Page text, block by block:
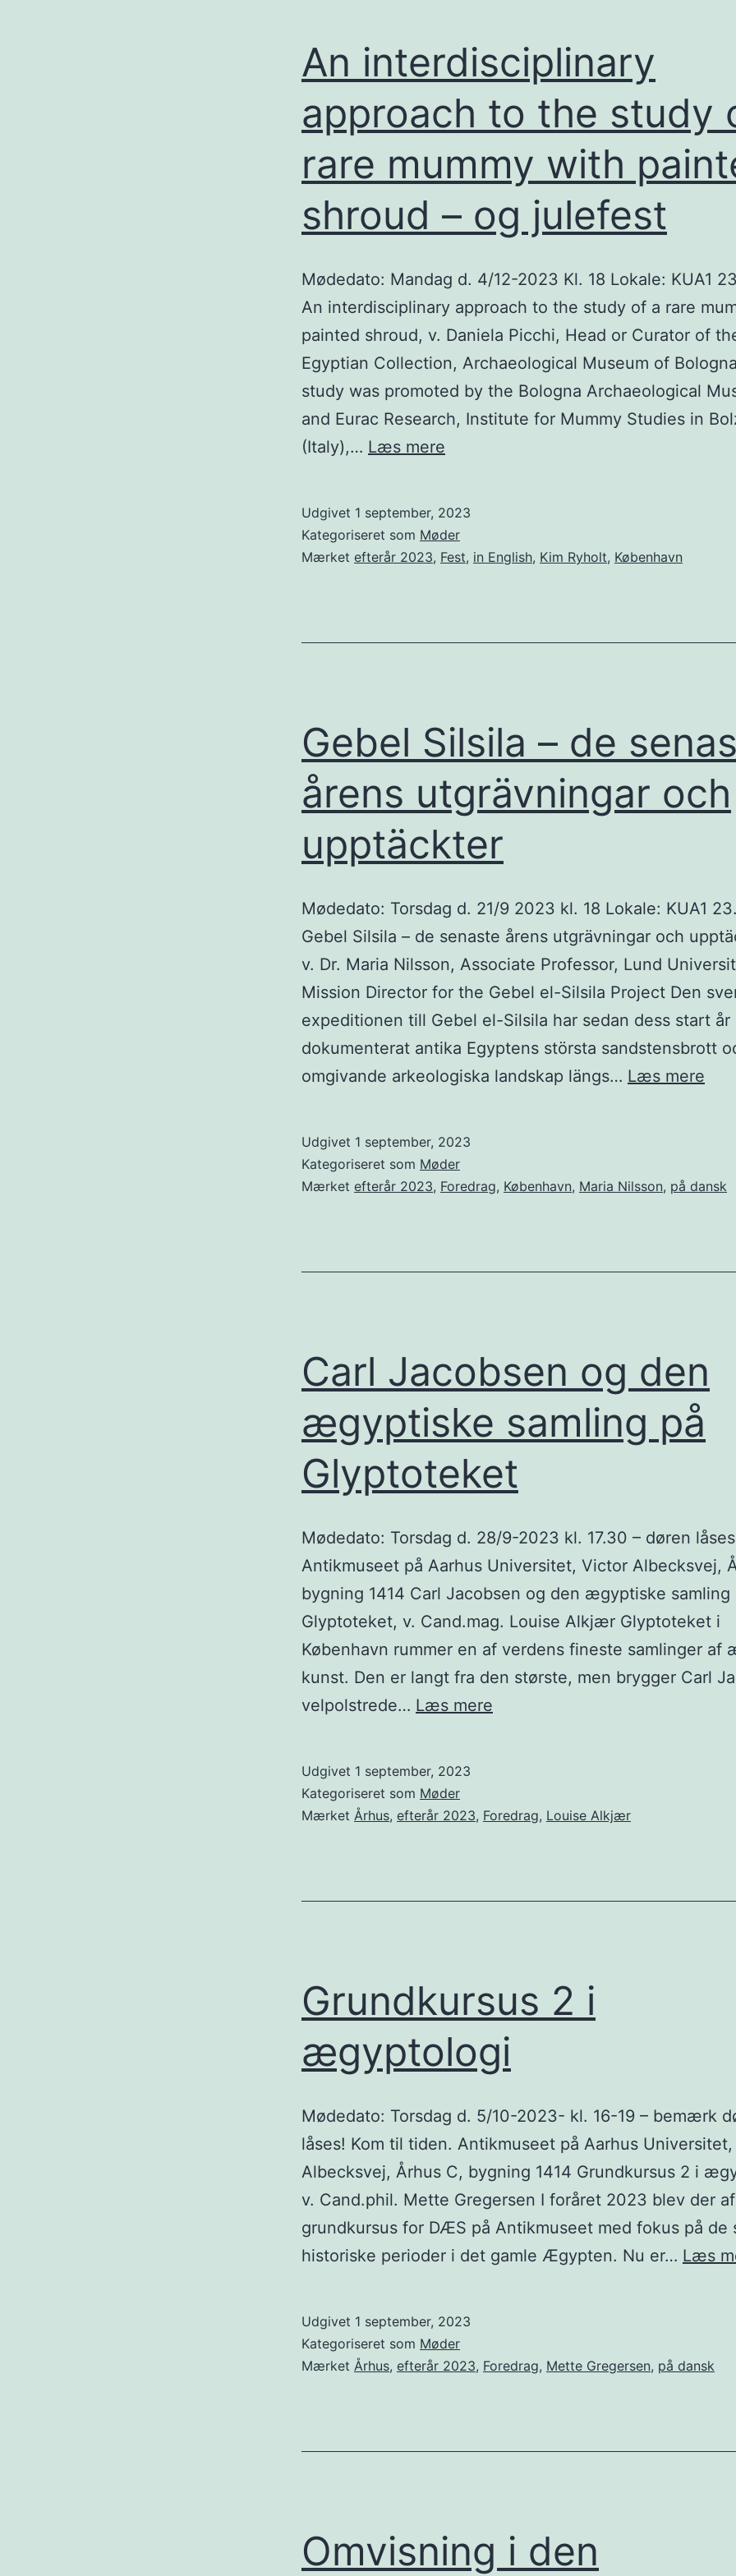
An interdisciplinary
approach to the study
rare mummy with
shroud – og julefest
Mødedato: Mandag d. 4/12-2023 Kl. 18 Lokale: KUA1
An interdisciplinary approach to the study of a rare
painted shroud, v. Daniela Picchi, Head or Curator of
Egyptian Collection, Archaeological Museum of
study was promoted by the Bologna Archaeological
and Eurac Research, Institute for Mummy Studies in
(Italy),… Læs mere
to
the
a
with
painted
shroud
–
og
julefest
Udgivet 1 september, 2023
Kategoriseret som Møder
Mærket efterår 2023, Fest, in English, Kim Ryholt, København
Gebel Silsila – de
årens utgrävningar och
upptäckter
Mødedato: Torsdag d. 21/9 2023 kl. 18 Lokale: KUA1
Gebel Silsila – de senaste årens utgrävningar och
v. Dr. Maria Nilsson, Associate Professor, Lund
Mission Director for the Gebel el-Silsila Project Den
expeditionen till Gebel el-Silsila har sedan dess start år
dokumenterat antika Egyptens största sandstensbrott
omgivande arkeologiska landskap längs… Læs mere
och
Udgivet 1 september, 2023
Kategoriseret som Møder
Mærket efterår 2023, Foredrag, København, Maria Nilsson, på dansk
Carl Jacobsen og den
ægyptiske samling på
Glyptoteket
Mødedato: Torsdag d. 28/9-2023 kl. 17.30 – døren låses
Antikmuseet på Aarhus Universitet, Victor Albecksvej,
bygning 1414 Carl Jacobsen og den ægyptiske samling
Glyptoteket, v. Cand.mag. Louise Alkjær Glyptoteket i
København rummer en af verdens fineste samlinger af
kunst. Den er langt fra den største, men brygger Carl
velpolstrede… Læs mere
ægyptiske
Glyptoteket
Udgivet 1 september, 2023
Kategoriseret som Møder
Mærket Århus, efterår 2023, Foredrag, Louise Alkjær
Grundkursus 2 i
ægyptologi
Mødedato: Torsdag d. 5/10-2023- kl. 16-19 – bemærk
låses! Kom til tiden. Antikmuseet på Aarhus
Albecksvej, Århus C, bygning 1414 Grundkursus 2 i
v. Cand.phil. Mette Gregersen I foråret 2023 blev der
grundkursus for DÆS på Antikmuseet med fokus på de
historiske perioder i det gamle Ægypten. Nu er… Læs
Udgivet 1 september, 2023
Kategoriseret som Møder
Mærket Århus, efterår 2023, Foredrag, Mette Gregersen, på dansk
Omvisning i den